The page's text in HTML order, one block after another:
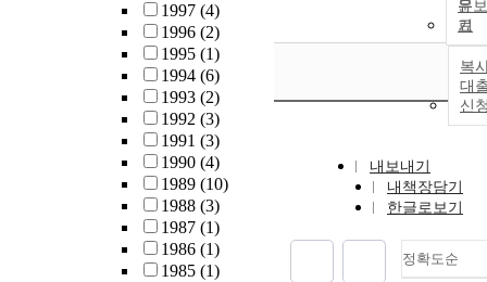
1997 (4)
1996 (2)
1995 (1)
1994 (6)
1993 (2)
1992 (3)
1991 (3)
1990 (4)
1989 (10)
1988 (3)
1987 (1)
1986 (1)
1985 (1)
LED 중합기
유의하게 많
량체의 유출
였다
합결과 직선
조의 중합 부
관계없이 형
었다.
문보
기
복
대
신
내보내기
내책장담기
한글로보기
정확도순